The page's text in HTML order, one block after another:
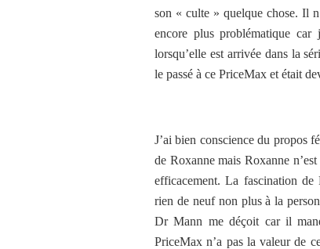
son « culte » quelque chose. Il
encore plus problématique car
lorsqu’elle est arrivée dans la
le passé à ce PriceMax et était
J’ai bien conscience du propos
de Roxanne mais Roxanne
efficacement. La fascination
rien de neuf non plus à la
Dr Mann me déçoit car il
PriceMax n’a pas la valeur de